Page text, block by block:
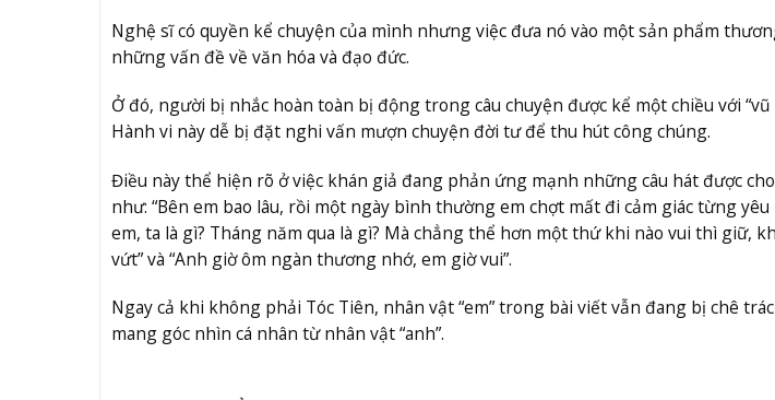
Nghệ sĩ có quyền kể chuyện của mình nhưng việc đưa nó vào một sản phẩm
những vấn đề về văn hóa và đạo đức.
Ở đó, người bị nhắc hoàn toàn bị động trong câu chuyện được kể một chiều với
Hành vi này dễ bị đặt nghi vấn mượn chuyện đời tư để thu hút công chúng.
Điều này thể hiện rõ ở việc khán giả đang phản ứng mạnh những câu hát được
như: “Bên em bao lâu, rồi một ngày bình thường em chợt mất đi cảm giác từng yêu
em, ta là gì? Tháng năm qua là gì? Mà chẳng thể hơn một thứ khi nào vui thì giữ,
vứt” và “Anh giờ ôm ngàn thương nhớ, em giờ vui”.
Ngay cả khi không phải Tóc Tiên, nhân vật “em” trong bài viết vẫn đang bị chê
mang góc nhìn cá nhân từ nhân vật “anh”.